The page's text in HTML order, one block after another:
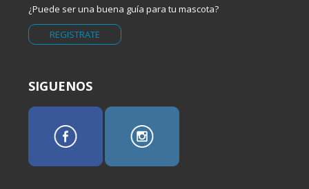
¿Puede ser una buena guía para tu mascota?
REGISTRATE
SIGUENOS